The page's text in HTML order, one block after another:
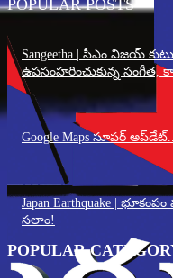
POPULAR POSTS
Sangeetha | సీఎం విజయ్
ఉపసంహరించుకున్న సంగీత,
Google Maps సూపర్
Japan Earthquake |
సలాం!
POPULAR